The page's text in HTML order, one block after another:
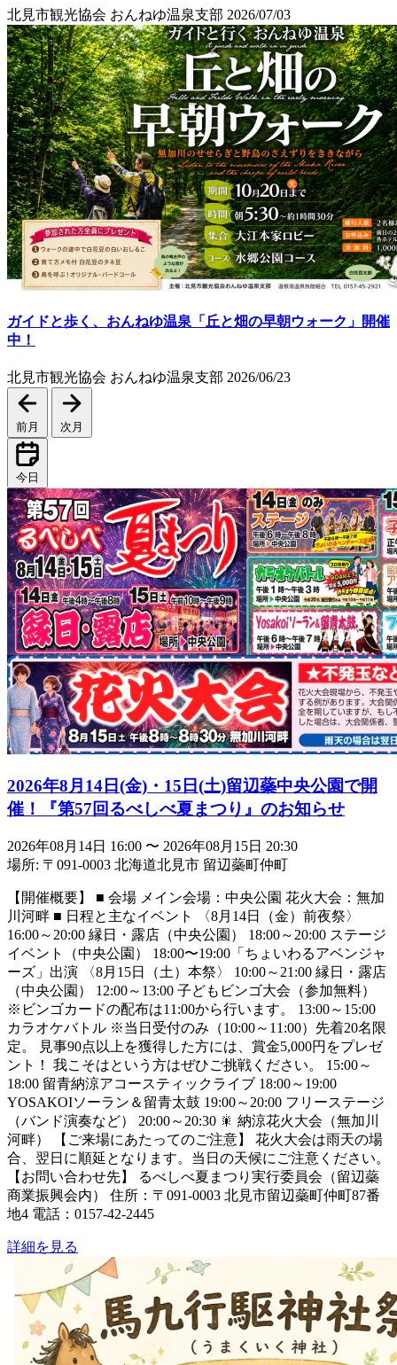
北見市観光協会 おんねゆ温泉支部 2026/07/03
ガイドと歩く、おんねゆ温泉「丘と畑の早朝ウォーク」開催
中！
北見市観光協会 おんねゆ温泉支部 2026/06/23
前月 次月
今日
2026年8月14日(金)・15日(土)留辺蘂中央公園で開
催！『第57回るべしべ夏まつり』のお知らせ
2026年08月14日 16:00 〜 2026年08月15日 20:30
場所: 〒091-0003 北海道北見市 留辺蘂町仲町
【開催概要】 ■ 会場 メイン会場：中央公園 花火大会：無加
川河畔 ■ 日程と主なイベント 〈8月14日（金）前夜祭〉
16:00～20:00 縁日・露店（中央公園） 18:00～20:00 ステージ
イベント（中央公園） 18:00〜19:00「ちょいわるアベンジャ
ーズ」出演 〈8月15日（土）本祭〉 10:00～21:00 縁日・露店
（中央公園） 12:00～13:00 子どもビンゴ大会（参加無料）
※ビンゴカードの配布は11:00から行います。 13:00～15:00
カラオケバトル ※当日受付のみ（10:00～11:00）先着20名限
定。 見事90点以上を獲得した方には、賞金5,000円をプレゼ
ント！ 我こそはという方はぜひご挑戦ください。 15:00～
18:00 留青納涼アコースティックライブ 18:00～19:00
YOSAKOIソーラン＆留青太鼓 19:00～20:00 フリーステージ
（バンド演奏など） 20:00～20:30 🎇 納涼花火大会（無加川
河畔） 【ご来場にあたってのご注意】 花火大会は雨天の場
合、翌日に順延となります。当日の天候にご注意ください。
【お問い合わせ先】 るべしべ夏まつり実行委員会（留辺蘂
商業振興会内） 住所：〒091-0003 北見市留辺蘂町仲町87番
地4 電話：0157-42-2445
詳細を見る